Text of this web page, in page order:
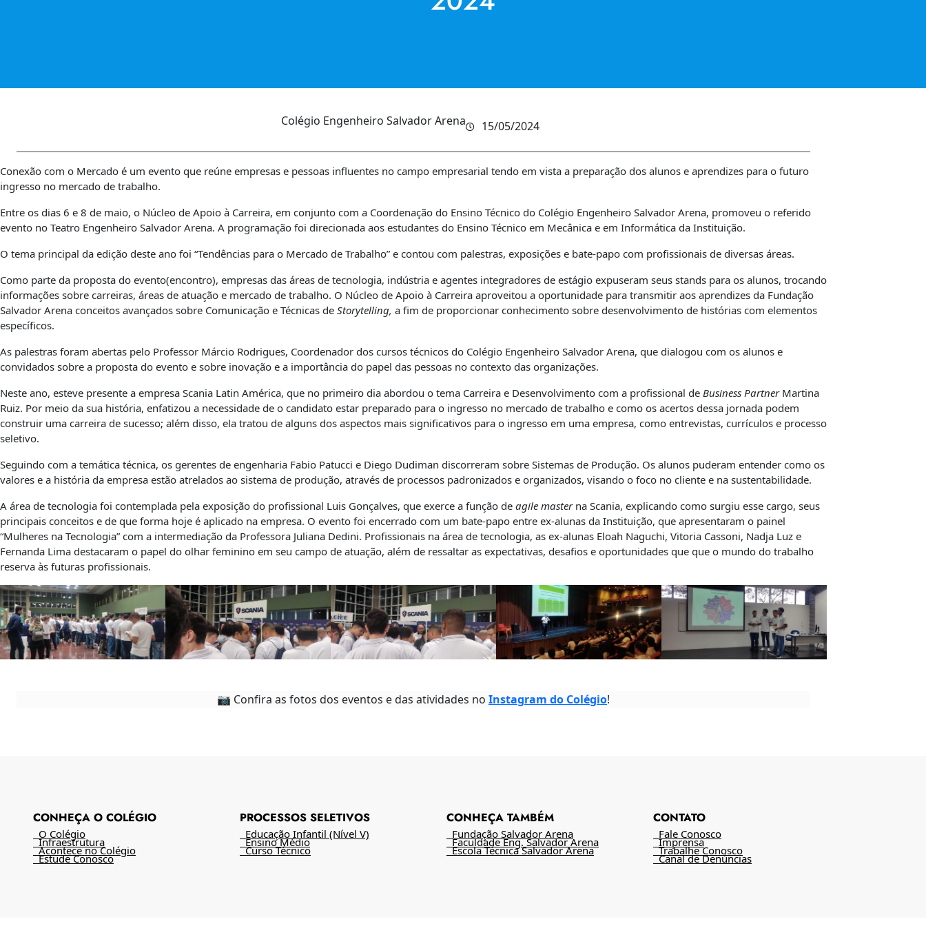
Colégio Engenheiro Salvador Arena 15/05/2024
Conexão com o Mercado é um evento que reúne empresas e pessoas influentes no campo empresarial tendo em vista a preparação dos alunos e aprendizes para o futuro
ingresso no mercado de trabalho.
Entre os dias 6 e 8 de maio, o Núcleo de Apoio à Carreira, em conjunto com a Coordenação do Ensino Técnico do Colégio Engenheiro Salvador Arena, promoveu o referido
evento no Teatro Engenheiro Salvador Arena. A programação foi direcionada aos estudantes do Ensino Técnico em Mecânica e em Informática da Instituição.
O tema principal da edição deste ano foi “Tendências para o Mercado de Trabalho” e contou com palestras, exposições e bate-papo com profissionais de diversas áreas.
Como parte da proposta do evento(encontro), empresas das áreas de tecnologia, indústria e agentes integradores de estágio expuseram seus stands para os alunos, trocando
informações sobre carreiras, áreas de atuação e mercado de trabalho. O Núcleo de Apoio à Carreira aproveitou a oportunidade para transmitir aos aprendizes da Fundação
Salvador Arena conceitos avançados sobre Comunicação e Técnicas de Storytelling, a fim de proporcionar conhecimento sobre desenvolvimento de histórias com elementos
específicos.
As palestras foram abertas pelo Professor Márcio Rodrigues, Coordenador dos cursos técnicos do Colégio Engenheiro Salvador Arena, que dialogou com os alunos e
convidados sobre a proposta do evento e sobre inovação e a importância do papel das pessoas no contexto das organizações.
Neste ano, esteve presente a empresa Scania Latin América, que no primeiro dia abordou o tema Carreira e Desenvolvimento com a profissional de Business PartnerMartina
Ruiz. Por meio da sua história, enfatizou a necessidade de o candidato estar preparado para o ingresso no mercado de trabalho e como os acertos dessa jornada podem
construir uma carreira de sucesso; além disso, ela tratou de alguns dos aspectos mais significativos para o ingresso em uma empresa, como entrevistas, currículos e processo
seletivo.
Seguindo com a temática técnica, os gerentes de engenharia Fabio Patucci e Diego Dudiman discorreram sobre Sistemas de Produção. Os alunos puderam entender como os
valores e a história da empresa estão atrelados ao sistema de produção, através de processos padronizados e organizados, visando o foco no cliente e na sustentabilidade.
A área de tecnologia foi contemplada pela exposição do profissional Luis Gonçalves, que exerce a função de agile masterna Scania, explicando como surgiu esse cargo, seus
principais conceitos e de que forma hoje é aplicado na empresa. O evento foi encerrado com um bate-papo entre ex-alunas da Instituição, que apresentaram o painel
“Mulheres na Tecnologia” com a intermediação da Professora Juliana Dedini. Profissionais na área de tecnologia, as ex-alunas Eloah Naguchi, Vitoria Cassoni, Nadja Luz e
Fernanda Lima destacaram o papel do olhar feminino em seu campo de atuação, além de ressaltar as expectativas, desafios e oportunidades que que o mundo do trabalho
reserva às futuras profissionais.
📷 Confira as fotos dos eventos e das atividades no Instagram do Colégio!
CONHEÇA O COLÉGIO
O Colégio
Infraestrutura
Acontece no Colégio
Estude Conosco
PROCESSOS SELETIVOS
Educação Infantil (Nível V)
Ensino Médio
Curso Técnico
CONHEÇA TAMBÉM
Fundação Salvador Arena
Faculdade Eng. Salvador Arena
Escola Técnica Salvador Arena
CONTATO
Fale Conosco
Imprensa
Trabalhe Conosco
Canal de Denúncias